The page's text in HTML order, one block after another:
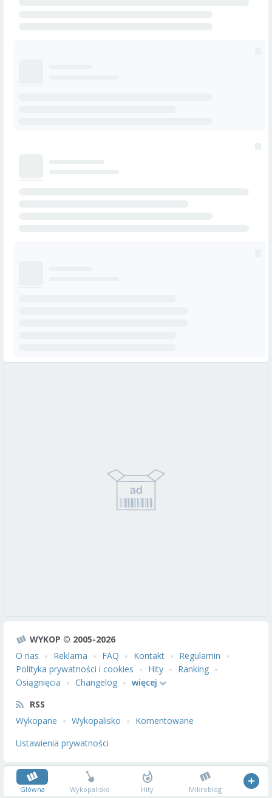
WYKOP © 2005-2026
O nas
Reklama FAQ Kontakt
Regulamin
Polityka prywatności i cookies
Hity
Ranking
Osiągnięcia
Changelog
więcej
RSS
Wykopane
Wykopalisko
Komentowane
Ustawienia prywatności
Główna Wykopalisko Hity Mikroblog